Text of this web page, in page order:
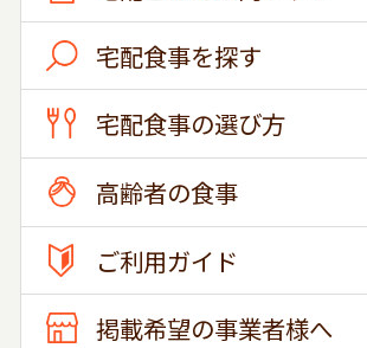
宅配食事を探す
宅配食事の選び方
高齢者の食事
ご利用ガイド
掲載希望の事業者様へ